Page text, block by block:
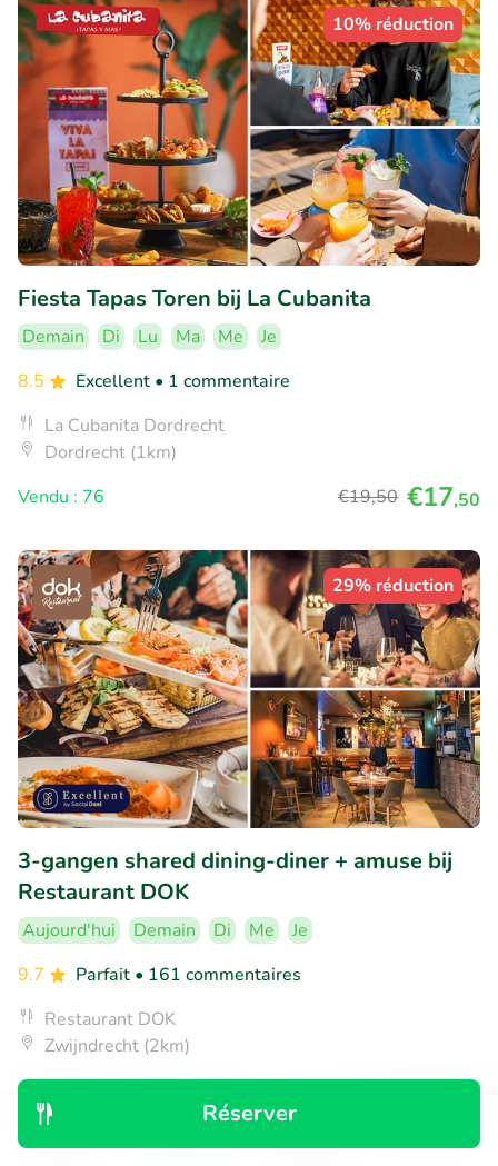
Réserver
10% réduction
Fiesta Tapas Toren bij La Cubanita
Demain Di Lu Ma Me
Je
8.5
Excellent • 1 commentaire
La Cubanita Dordrecht
Dordrecht (1km)
Vendu : 76
€19,50 €17,50
29% réduction
3-gangen shared dining-diner + amuse bij
Restaurant DOK
Aujourd'hui Demain Di Me
Je
9.7
Parfait • 161 commentaires
Restaurant DOK
Zwijndrecht (2km)
Vendu : 276
€35